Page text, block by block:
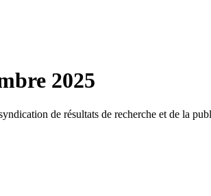
2025
de résultats de recherche et de la